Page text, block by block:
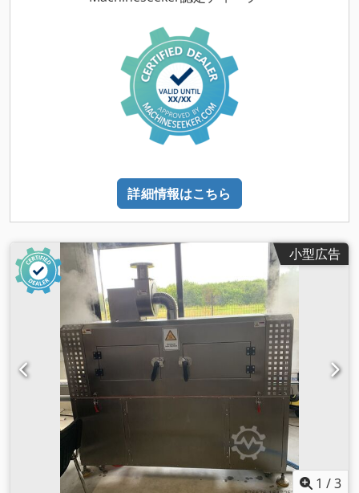
mm/s 5000 kN までの圧力立ち上がり：約0.7秒
Crsdpfxsdzqpto Aahef 戻り速度：約300 mm/s 主モーター出
力：75 kW 制御ポンプモーター出力：2.2 kW 電源接続：400V,
50Hz - ラム用 8方向フラットガイド - ラム上死点での油圧ロッ
ク - 横置き制御盤（200 x 50 cm） - 電気制御：SIEMENS SPS
S7-314 - 操作：SIEMENS OP 170-B（5.7インチ） - 2ハンド押
しボタン式操作盤（横置き） - フロア設置タイプ - テーブルプ
レート：2510 x 2530 x 135 mm（約6700 kg） - 集中潤滑装置
460 cm 横積み輸送用スペース L x W x H：460 x 372 x 260 cm
重量：約50トン 当該機械は加熱された鋼製フランジの矯正に使
詳細情報はこちら
小型広告
1 /3